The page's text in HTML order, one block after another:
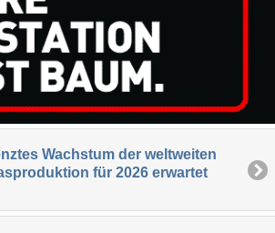
Wachstum der weltweiten
für 2026 erwartet